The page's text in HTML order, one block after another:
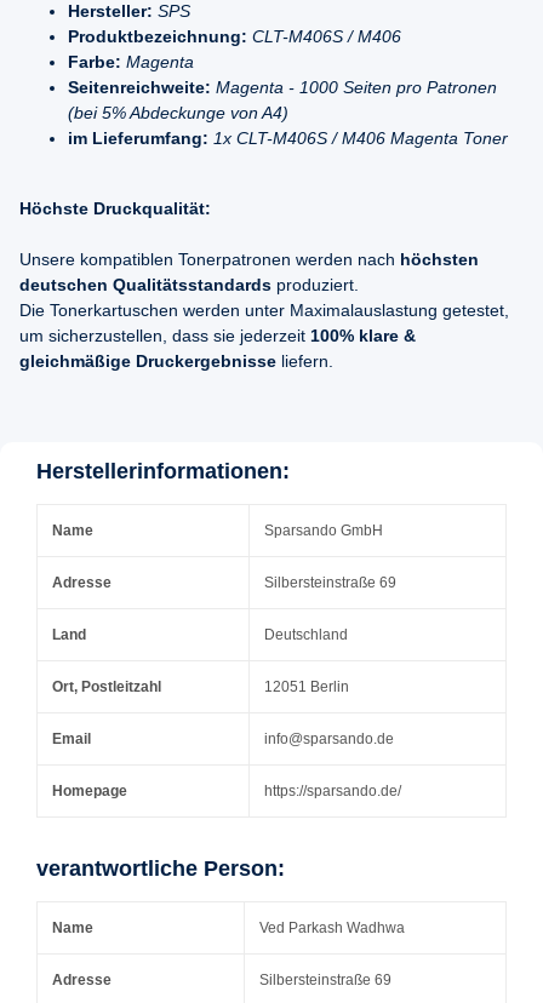
Hersteller: SPS
Produktbezeichnung: CLT-M406S / M406
Farbe: Magenta
Seitenreichweite: Magenta - 1000 Seiten pro Patronen
(bei 5% Abdeckunge von A4)
im Lieferumfang: 1x CLT-M406S / M406 Magenta Toner
Höchste Druckqualität:
Unsere kompatiblen Tonerpatronen werden nach höchsten
deutschen Qualitätsstandards produziert.
Die Tonerkartuschen werden unter Maximalauslastung getestet,
um sicherzustellen, dass sie jederzeit 100% klare &
gleichmäßige Druckergebnisse liefern.
Herstellerinformationen:
Name Sparsando GmbH
Adresse Silbersteinstraße 69
Land Deutschland
Ort, Postleitzahl 12051 Berlin
Email info@sparsando.de
Homepage https://sparsando.de/
verantwortliche Person:
Name Ved Parkash Wadhwa
Adresse Silbersteinstraße 69